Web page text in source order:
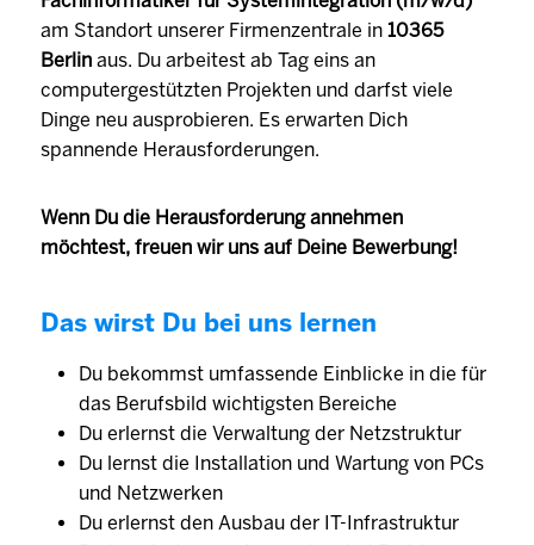
am Standort unserer Firmenzentrale in 10365
Berlin aus. Du arbeitest ab Tag eins an
computergestützten Projekten und darfst viele
Dinge neu ausprobieren. Es erwarten Dich
spannende Herausforderungen.
Wenn Du die Herausforderung annehmen
möchtest, freuen wir uns auf Deine Bewerbung!
Das wirst Du bei uns lernen
Du bekommst umfassende Einblicke in die für
das Berufsbild wichtigsten Bereiche
Du erlernst die Verwaltung der Netzstruktur
Du lernst die Installation und Wartung von PCs
und Netzwerken
Du erlernst den Ausbau der IT-Infrastruktur